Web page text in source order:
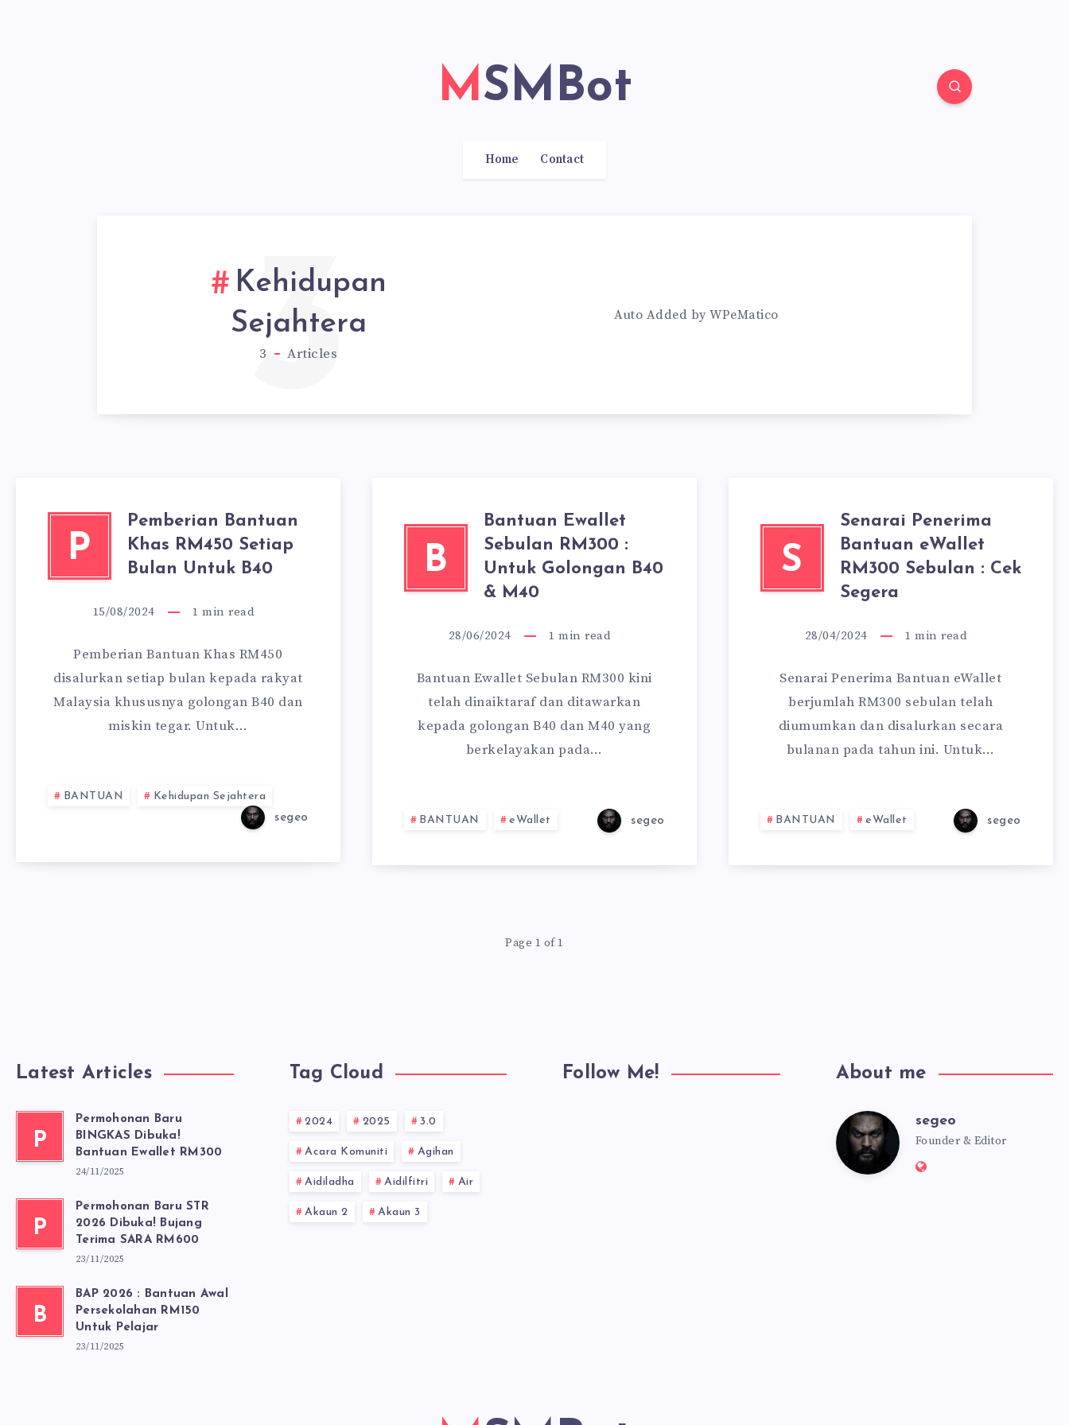
MSMBot
Home Contact
Kehidupan
Sejahtera
3 Articles
3 Auto Added by WPeMatico
P
Pemberian Bantuan
Khas RM450 Setiap
Bulan Untuk B40
15/08/2024 1 min read
Pemberian Bantuan Khas RM450
disalurkan setiap bulan kepada rakyat
Malaysia khususnya golongan B40 dan
miskin tegar. Untuk…
BANTUAN
Kehidupan Sejahtera
segeo
B
Bantuan Ewallet
Sebulan RM300 :
Untuk Golongan B40
& M40
28/06/2024 1 min read
Bantuan Ewallet Sebulan RM300 kini
telah dinaiktaraf dan ditawarkan
kepada golongan B40 dan M40 yang
berkelayakan pada…
BANTUAN eWallet segeo
S
Senarai Penerima
Bantuan eWallet
RM300 Sebulan : Cek
Segera
28/04/2024 1 min read
Senarai Penerima Bantuan eWallet
berjumlah RM300 sebulan telah
diumumkan dan disalurkan secara
bulanan pada tahun ini. Untuk…
BANTUAN eWallet segeo
Page 1 of 1
Latest Articles
P
Permohonan Baru
BINGKAS Dibuka!
Bantuan Ewallet RM300
24/11/2025
P
Permohonan Baru STR
2026 Dibuka! Bujang
Terima SARA RM600
23/11/2025
B
BAP 2026 : Bantuan Awal
Persekolahan RM150
Untuk Pelajar
23/11/2025
Tag Cloud
2024 2025 3.0
Acara Komuniti Agihan
Aidiladha Aidilfitri Air
Akaun 2 Akaun 3
Follow Me! About me
segeo segeo
Founder & Editor
Website: